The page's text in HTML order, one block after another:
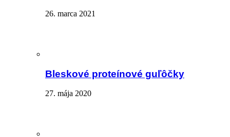
26. marca 2021
Bleskové proteínové guľôčky
27. mája 2020